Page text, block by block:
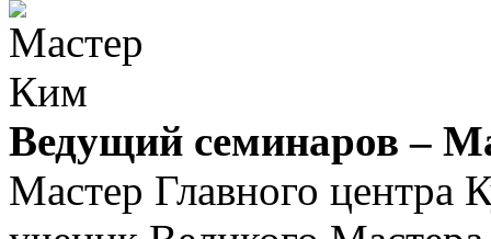
Ведущий семинаров –
Мастер Главного